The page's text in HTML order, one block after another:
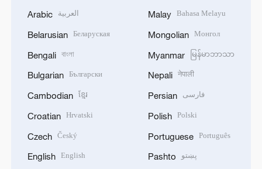
Arabic العربية
Belarusian Беларуская
Bengali বাংলা
Bulgarian Български
Cambodian ខ្មែរ
Croatian Hrvatski
Czech Český
English English
Malay Bahasa Melayu
Mongolian Монгол
Myanmar မြန်မာဘာသာ
Nepali नेपाली
Persian فارسی
Polish Polski
Portuguese Português
Pashto پښتو